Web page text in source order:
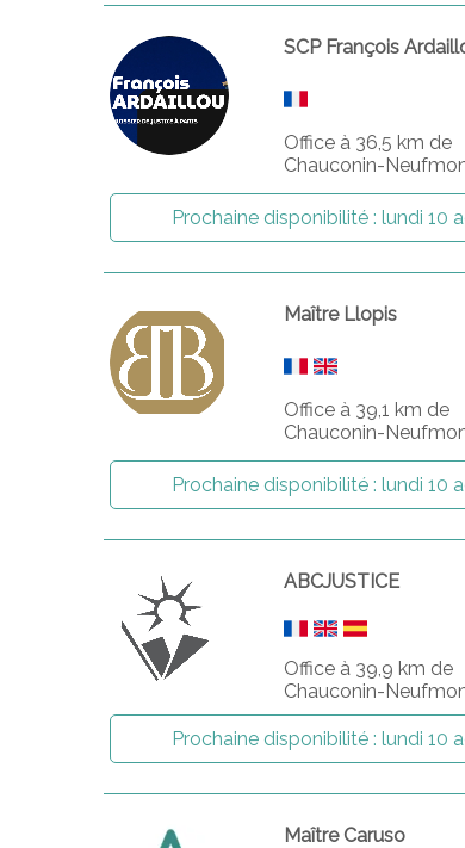
SCP François
Office à 36,5 km de
Chauconin-
Prochaine disponibilité : lundi 10
Maître Llopis
Office à 39,1 km de
Chauconin-
Prochaine disponibilité : lundi 10
ABCJUSTICE
Office à 39,9 km de
Chauconin-
Prochaine disponibilité : lundi 10
Maître Caruso